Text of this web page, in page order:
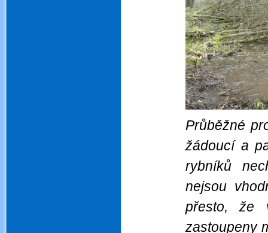
Průběžné
žádoucí a
rybníků
nejsou
přesto, že
zastoupeny